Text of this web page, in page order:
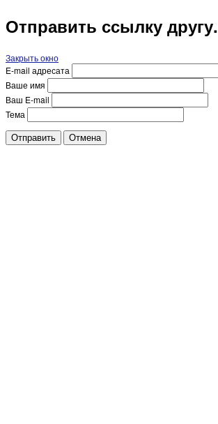
Отправить ссылку другу.
Закрыть окно
E-mail адресата
Ваше имя
Ваш E-mail
Тема
Отправить Отмена